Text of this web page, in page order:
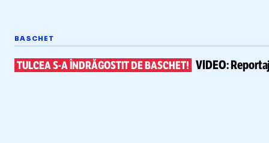
BASCHET
TULCEAS-AÎNDRĂGOSTIT DE BASCHET! VIDEO: